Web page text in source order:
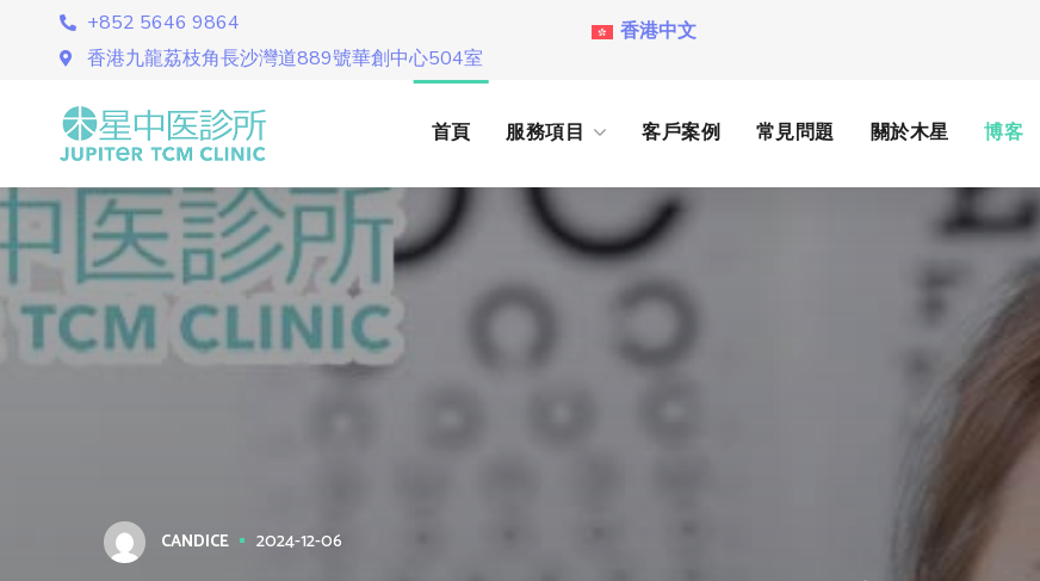
+852 5646 9864
香港九龍荔枝角長沙灣道889號華創中心504室
香港中文
首頁 服務項目 客戶案例 常見問題 關於木星 博客
CANDICE 2024-12-06